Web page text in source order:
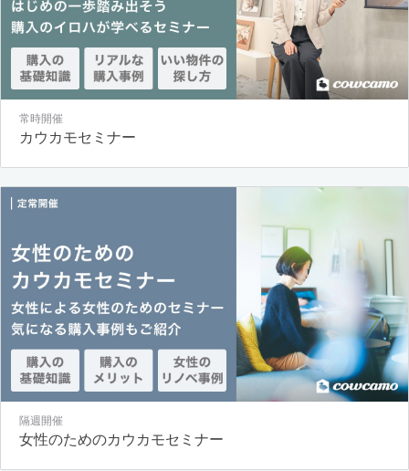
常時開催
カウカモセミナー
隔週開催
女性のためのカウカモセミナー